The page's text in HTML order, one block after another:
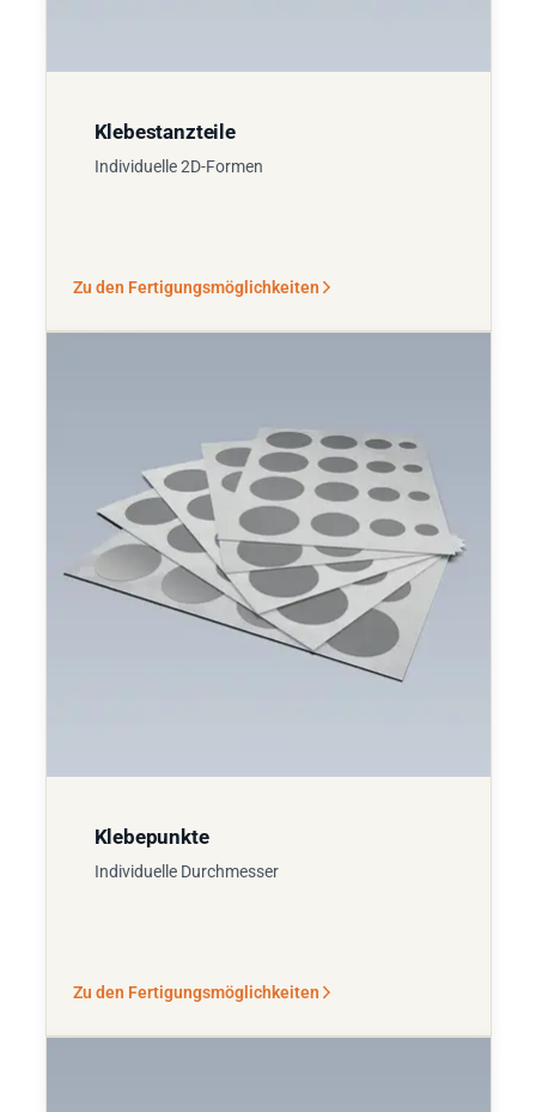
Klebestanzteile
Individuelle 2D-Formen
Zu den Fertigungsmöglichkeiten
Klebepunkte
Individuelle Durchmesser
Zu den Fertigungsmöglichkeiten